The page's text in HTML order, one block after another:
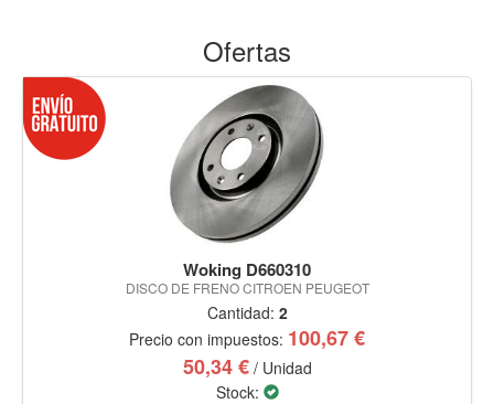
Ofertas
Woking D660310
DISCO DE FRENO CITROEN PEUGEOT
Cantidad: 2
Precio con impuestos: 100,67 €
50,34 €/ Unidad
Stock: